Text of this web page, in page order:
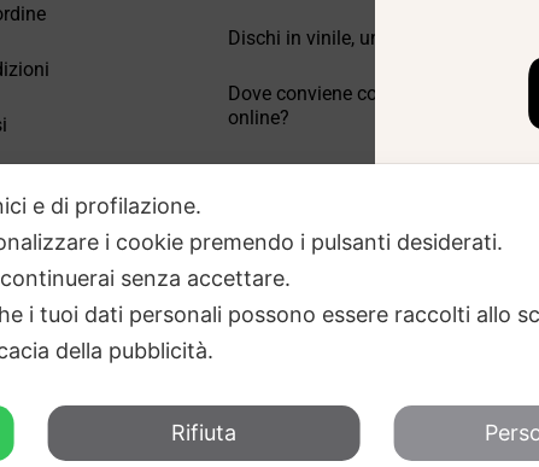
Dischi in vinile, un po’ di storia.
Dove conviene comprare vinili
online?
e di profilazione.
i cookie premendo i pulsanti desiderati.
senza accettare.
i tuoi dati personali possono essere raccolti allo
della pubblicità.
Rifiuta